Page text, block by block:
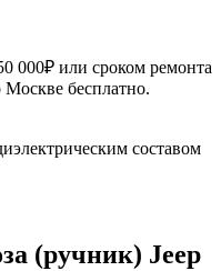
000₽ или сроком ремонта
Москве бесплатно.
составом
(ручник) Jeep